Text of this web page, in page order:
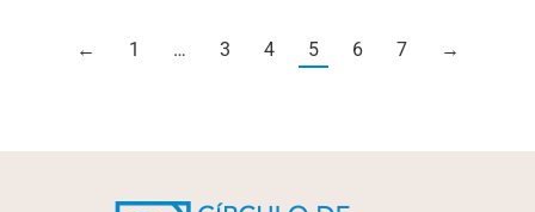
← 1 … 3 4 5 6 7 →